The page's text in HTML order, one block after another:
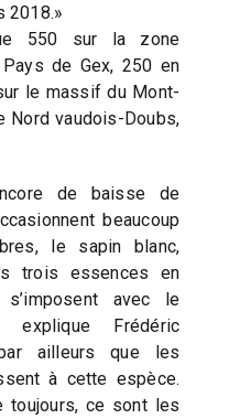
2018.»
550 sur la zone
de Gex, 250 en
le massif du Mont-
Nord vaudois-Doubs,
de baisse de
beaucoup
le sapin blanc,
trois essences en
avec le
explique Frédéric
ailleurs que les
à cette espèce.
toujours, ce sont les